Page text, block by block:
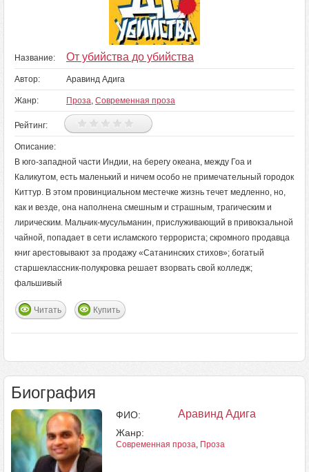
Название: От убийства до убийства
Автор: Аравинд Адига
Жанр: Проза, Современная проза
Рейтинг:
Описание:
В юго-западной части Индии, на берегу океана, между Гоа и
Каликутом, есть маленький и ничем особо не примечательный городок
Киттур. В этом провинциальном местечке жизнь течет медленно, но,
как и везде, она наполнена смешным и страшным, трагическим и
лирическим. Мальчик-мусульманин, прислуживающий в привокзальной
чайной, попадает в сети исламского террориста; скромного продавца
книг арестовывают за продажу «Сатанинских стихов»; богатый
старшеклассник-полукровка решает взорвать свой колледж;
фальшивый
Читать Купить
Биография
ФИО: Аравинд Адига
Жанр:
Современная проза, Проза